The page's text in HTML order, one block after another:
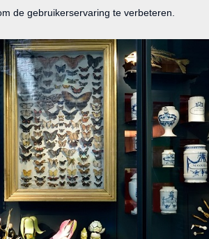
de gebruikerservaring te verbeteren.